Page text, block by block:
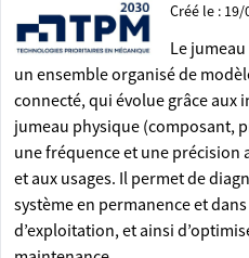
Créé le :
Le
un ensemble organisé de
connecté, qui évolue grâce aux
jumeau physique (composant,
une fréquence et une
et aux usages. Il permet de
système en permanence et
d’exploitation, et ainsi